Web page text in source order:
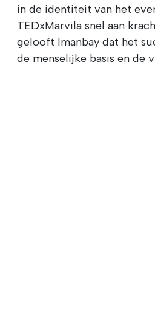
in de identiteit van het
TEDxMarvila snel aan
gelooft Imanbay dat het
de menselijke basis en de